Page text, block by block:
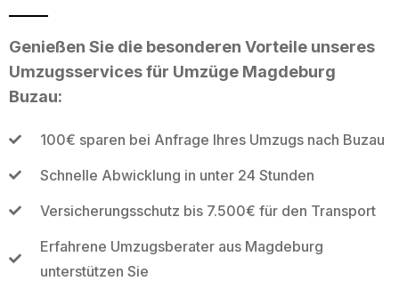
Genießen Sie die besonderen Vorteile unseres
Umzugsservices für Umzüge Magdeburg
Buzau:
100€ sparen bei Anfrage Ihres Umzugs nach Buzau
Schnelle Abwicklung in unter 24 Stunden
Versicherungsschutz bis 7.500€ für den Transport
Erfahrene Umzugsberater aus Magdeburg
unterstützen Sie